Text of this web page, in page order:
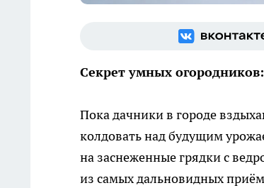
Секрет умных
Пока дачники в городе
колдовать над будущим
на заснеженные грядки с
из самых дальновидных